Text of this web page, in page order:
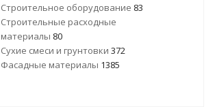
Строительное оборудование 83
Строительные расходные
материалы 80
Сухие смеси и грунтовки 372
Фасадные материалы 1385